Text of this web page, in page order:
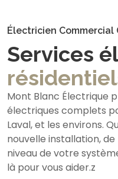
Électricien Commercial
Services
Mont Blanc Électrique
électriques complets
Laval, et les environs.
nouvelle installation,
niveau de votre
là pour vous aider.z